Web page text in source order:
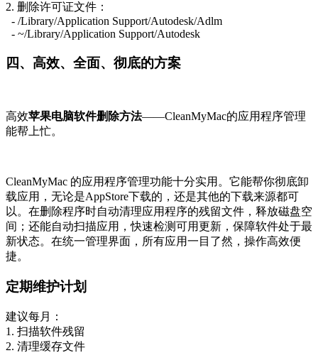
2. 删除许可证文件：
- /Library/Application Support/Autodesk/Adlm
- ~/Library/Application Support/Autodesk
四、 高效、全面、彻底的方案
高效苹果电脑软件删除方法——CleanMyMac的应用程序管理
能帮上忙。
CleanMyMac 的应用程序管理功能十分实用。它能帮你彻底卸
载应用， 无论是AppStore下载的，还是其他的下载来源都可
以。 在删除程序时自动清理应用程序的残留文件，释放磁盘空
间；还能自动扫描应用，快速检测可用更新，保障软件处于最
新状态。在统一管理界面，所有应用一目了然，操作高效便
捷。
定期维护计划
建议每月：
1. 扫描软件残留
2. 清理缓存文件